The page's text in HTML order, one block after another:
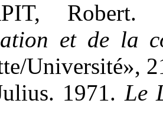
et de la
Université»,
1971. Le